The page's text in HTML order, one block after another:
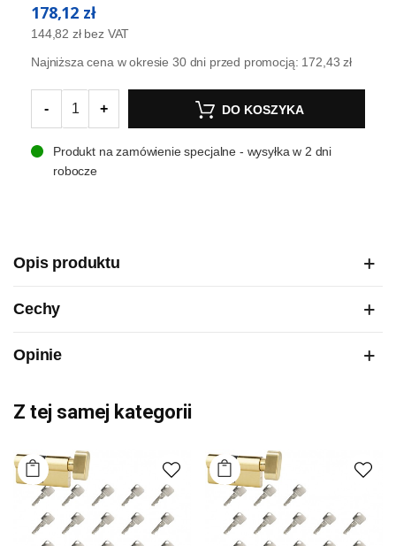
178,12 zł
144,82 zł bez VAT
Najniższa cena w okresie 30 dni przed promocją: 172,43 zł
- + DO KOSZYKA
Produkt na zamówienie specjalne - wysyłka w 2 dni
robocze
Opis produktu
Cechy
Opinie
Z tej samej kategorii